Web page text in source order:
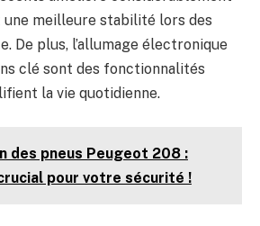
meilleure stabilité lors des
De plus, l’allumage électronique
clé sont des fonctionnalités
la vie quotidienne.
des pneus Peugeot 208 :
pour votre sécurité !